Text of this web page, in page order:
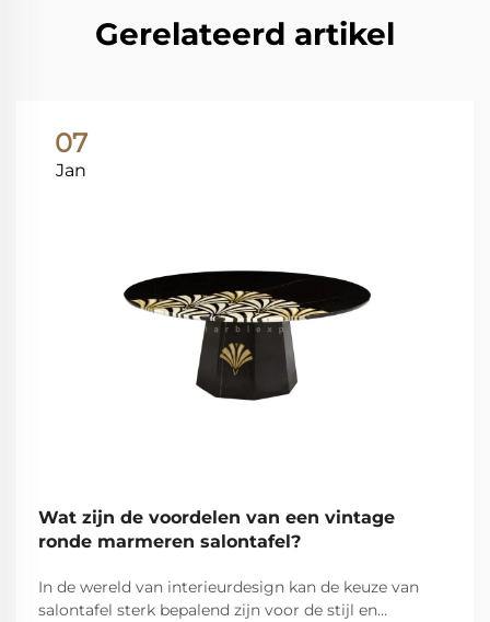
Gerelateerd artikel
07
Jan
Wat zijn de voordelen van een vintage
ronde marmeren salontafel?
In de wereld van interieurdesign kan de keuze van
salontafel sterk bepalend zijn voor de stijl en